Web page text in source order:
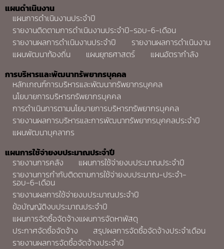
แผนดำเนินงาน
แผนการดำเนินงานประจำปี
รายงานติดตามการดำเนินงานประจำปี-รอบ-6-เดือน
รายงานผลการดำเนินงานประจำปี
รายงานผลการดำเนินงาน
แผนพัฒนาท้องถิ่น
แผนยุทธศาสตร์
แผนอัตรากำลัง
การบริหารและพัฒนาทรัพยากรบุคคล
หลักเกณฑ์การบริหารและพัฒนาทรัพยากรบุคคล
นโยบายการบริหารทรัพยากรบุคคล
การดำเนินการตามนโยบายการบริหารทรัพยากรบุคคล
รายงานผลการบริหารและการพัฒนาทรัพยากรบุคคลประจำปี
แผนพัฒนาบุคลากร
แผนการใช้จ่ายงบประมาณประจำปี
รายงานการคลัง
แผนการใช้จ่ายงบประมาณประจำปี
รายงานการกำกับติดตามการใช้จ่ายงบประมาณ-ประจำ-
รอบ-6-เดือน
รายงานผลการใช้จ่ายงบประมาณประจำปี
ข้อบัญญัติงบประมาณประจำปี
แผนการจัดซื้อจัดจ้างแผนการจัดหาพัสดุ
ประกาศจัดซื้อจัดจ้าง
สรุปผลการจัดซื้อจัดจ้างประจำเดือน
รายงานผลการจัดซื้อจัดจ้างประจำปี